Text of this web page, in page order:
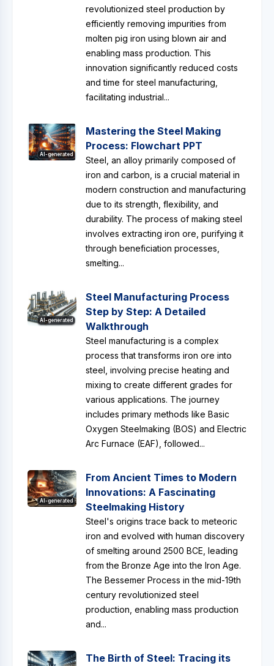
revolutionized steel production by
efficiently removing impurities from
molten pig iron using blown air and
enabling mass production. This
innovation significantly reduced costs
and time for steel manufacturing,
facilitating industrial...
AI-generated
Mastering the Steel Making
Process: Flowchart PPT
Steel, an alloy primarily composed of
iron and carbon, is a crucial material in
modern construction and manufacturing
due to its strength, flexibility, and
durability. The process of making steel
involves extracting iron ore, purifying it
through beneficiation processes,
smelting...
AI-generated
Steel Manufacturing Process
Step by Step: A Detailed
Walkthrough
Steel manufacturing is a complex
process that transforms iron ore into
steel, involving precise heating and
mixing to create different grades for
various applications. The journey
includes primary methods like Basic
Oxygen Steelmaking (BOS) and Electric
Arc Furnace (EAF), followed...
AI-generated
From Ancient Times to Modern
Innovations: A Fascinating
Steelmaking History
Steel's origins trace back to meteoric
iron and evolved with human discovery
of smelting around 2500 BCE, leading
from the Bronze Age into the Iron Age.
The Bessemer Process in the mid-19th
century revolutionized steel
production, enabling mass production
and...
The Birth of Steel: Tracing its